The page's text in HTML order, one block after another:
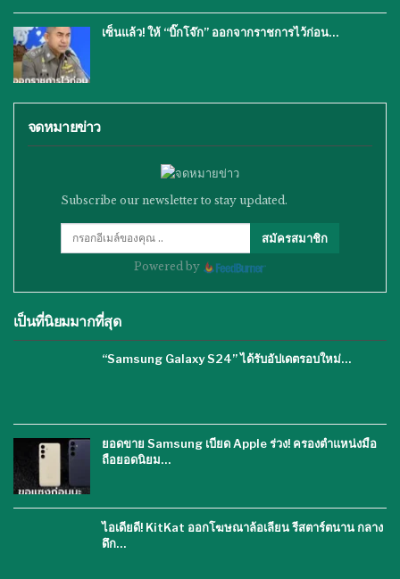
เซ็นแล้ว! ให้ “บิ๊กโจ๊ก” ออกจากราชการไว้ก่อน…
จดหมายข่าว
Subscribe our newsletter to stay updated.
สมัครสมาชิก
Powered by
เป็นที่นิยมมากที่สุด
“Samsung Galaxy S24” ได้รับอัปเดตรอบใหม่…
ยอดขาย Samsung เบียด Apple ร่วง! ครองตำแหน่งมือ
ถือยอดนิยม…
ไอเดียดี! KitKat ออกโฆษณาล้อเลียน รีสตาร์ตนาน กลาง
ดึก…